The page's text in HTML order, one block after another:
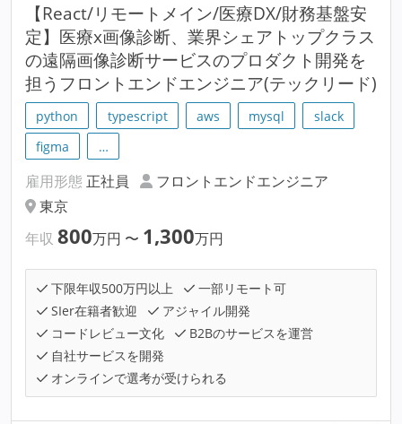
【React/リモートメイン/医療DX/財務基盤安
定】医療x画像診断、業界シェアトップクラス
の遠隔画像診断サービスのプロダクト開発を
担うフロントエンドエンジニア(テックリード)
python typescript aws mysql
slack
figma
…
雇用形態 正社員
フロントエンドエンジニア
東京
年収 800万円 〜 1,300万円
下限年収500万円以上
一部リモート可
SIer在籍者歓迎
アジャイル開発
コードレビュー文化
B2Bのサービスを運営
自社サービスを開発
オンラインで選考が受けられる